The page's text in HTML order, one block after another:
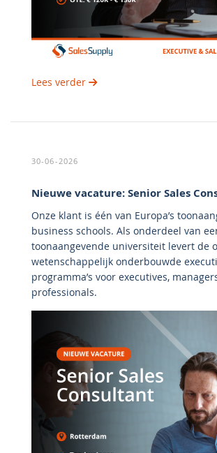
Lees verder
30-06-2026
Nieuwe vacature: Senior Sales
Onze klant is één van Europa’s
business schools. Als onderdeel van
toonaangevende universiteit levert de
wetenschappelijk onderbouwde
programma’s voor executives,
professionals.